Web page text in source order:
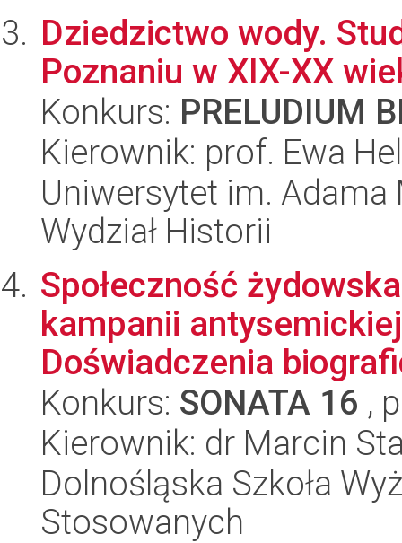
Dziedzictwo wody.
Poznaniu w XIX-XX
Konkurs: PRELUDIUM
Kierownik: prof. Ewa
Uniwersytet im.
Wydział Historii
Społeczność
kampanii
Doświadczenia
Konkurs: SONATA 16 ,
Kierownik: dr Marcin
Dolnośląska Szkoła
Stosowanych